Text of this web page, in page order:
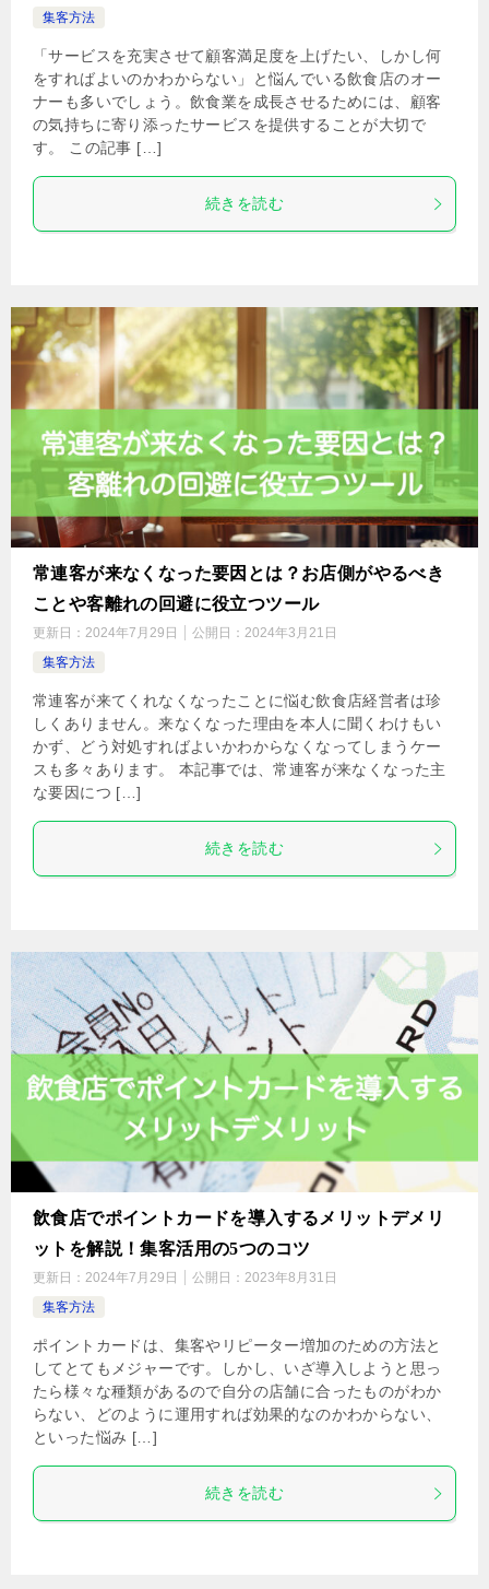
集客方法
「サービスを充実させて顧客満足度を上げたい、しかし何
をすればよいのかわからない」と悩んでいる飲食店のオー
ナーも多いでしょう。飲食業を成長させるためには、顧客
の気持ちに寄り添ったサービスを提供することが大切で
す。 この記事 […]
続きを読む
常連客が来なくなった要因とは？お店側がやるべき
ことや客離れの回避に役立つツール
更新日： 2024年7月29日 公開日： 2024年3月21日
集客方法
常連客が来てくれなくなったことに悩む飲食店経営者は珍
しくありません。来なくなった理由を本人に聞くわけもい
かず、どう対処すればよいかわからなくなってしまうケー
スも多々あります。 本記事では、常連客が来なくなった主
な要因につ […]
続きを読む
飲食店でポイントカードを導入するメリットデメリ
ットを解説！集客活用の5つのコツ
更新日： 2024年7月29日 公開日： 2023年8月31日
集客方法
ポイントカードは、集客やリピーター増加のための方法と
してとてもメジャーです。しかし、いざ導入しようと思っ
たら様々な種類があるので自分の店舗に合ったものがわか
らない、どのように運用すれば効果的なのかわからない、
といった悩み […]
続きを読む